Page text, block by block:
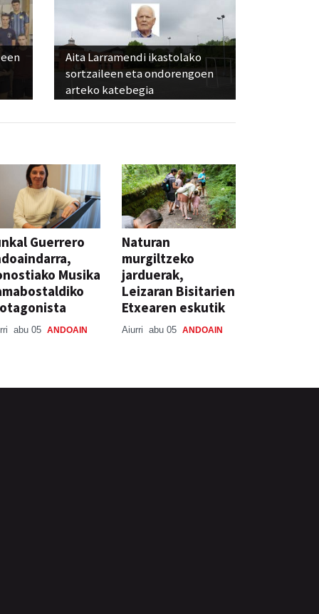
Aita Larramendi ikastolako
sortzaileen eta ondorengoen
arteko katebegia
Guerrero
Musika
abu 05 ANDOAIN
Naturan
murgiltzeko
jarduerak,
Leizaran Bisitarien
Etxearen eskutik
Aiurri abu 05 ANDOAIN